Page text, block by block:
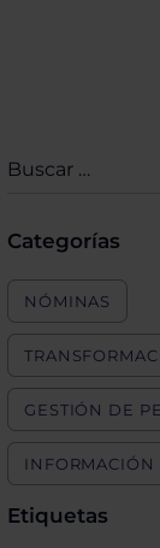
Categorías
NÓMINAS
GESTIÓN DE
INFORMACIÓN
Etiquetas